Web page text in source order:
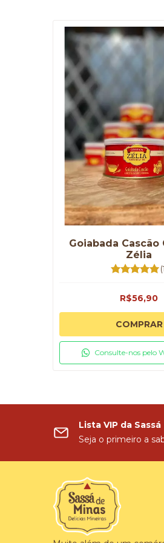
Goiabada Cascão
Zélia
R$56,90
COMPRAR
Consulte-nos pelo
Lista VIP da Sassá
Seja o primeiro a